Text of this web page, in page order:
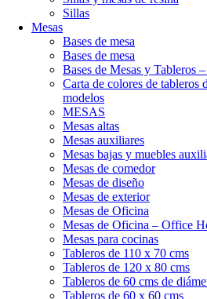
Sillas
Mesas
Bases de mesa
Bases de mesa
Bases de Mesas y Tableros
Carta de colores de tableros
modelos
MESAS
Mesas altas
Mesas auxiliares
Mesas bajas y muebles
Mesas de comedor
Mesas de diseño
Mesas de exterior
Mesas de Oficina
Mesas de Oficina – Office
Mesas para cocinas
Tableros de 110 x 70 cms
Tableros de 120 x 80 cms
Tableros de 60 cms de
Tableros de 60 x 60 cms